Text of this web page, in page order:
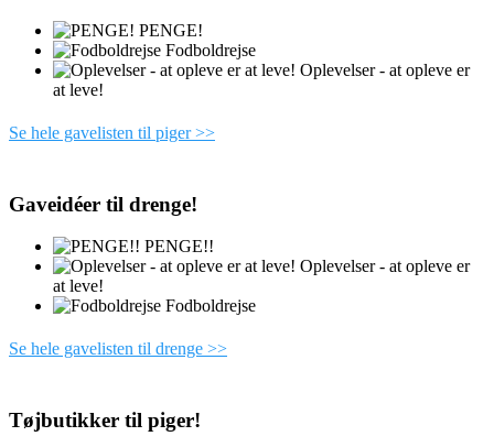
PENGE!
Fodboldrejse
Oplevelser - at opleve er
at leve!
Se hele gavelisten til piger >>
Gaveidéer til drenge!
PENGE!!
Oplevelser - at opleve er
at leve!
Fodboldrejse
Se hele gavelisten til drenge >>
Tøjbutikker til piger!